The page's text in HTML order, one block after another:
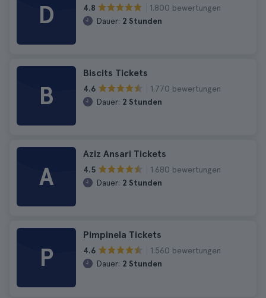
D 4.8
1.800 bewertungen
Dauer: 2 Stunden
B
Biscits Tickets
4.6
1.770 bewertungen
Dauer: 2 Stunden
A
Aziz Ansari Tickets
4.5
1.680 bewertungen
Dauer: 2 Stunden
P
Pimpinela Tickets
4.6
1.560 bewertungen
Dauer: 2 Stunden